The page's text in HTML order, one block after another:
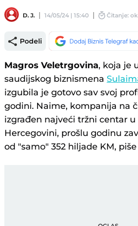
D. J. 14/05/24 | 15:40 Čitanje:
Podeli
Magros Veletrgovina, koja je
saudijskog biznismena
izgubila je gotovo sav svoj
godini. Naime, kompanija na
izgrađen najveći tržni centar u
Hercegovini, prošlu godinu
od "samo" 352 hiljade KM,